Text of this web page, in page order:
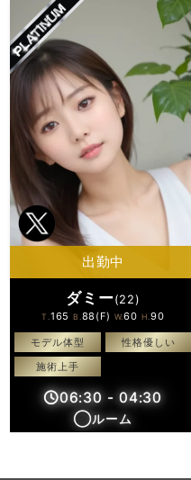
出勤中
ダミー(22)
T.165B.88(F) W.60 H.90
モデル体型
性格優しい
施術上手
06:30 - 04:30
◯ルーム